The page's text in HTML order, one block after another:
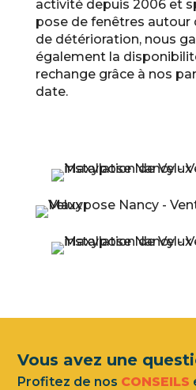
activité depuis 2006 et
pose de fenêtres autour
de détérioration, nous
également la
rechange grâce à nos
date.
Vous avez une
Profitez de nos CONSEILS